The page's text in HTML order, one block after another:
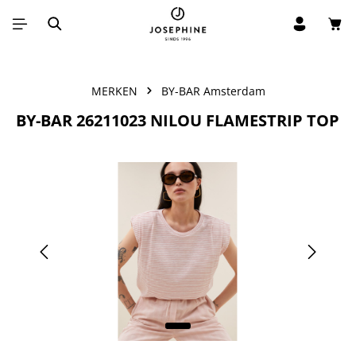
Ga naar de hoofdinhoud
MERKEN BY-BAR Amsterdam
BY-BAR 26211023 NILOU FLAMESTRIP TOP